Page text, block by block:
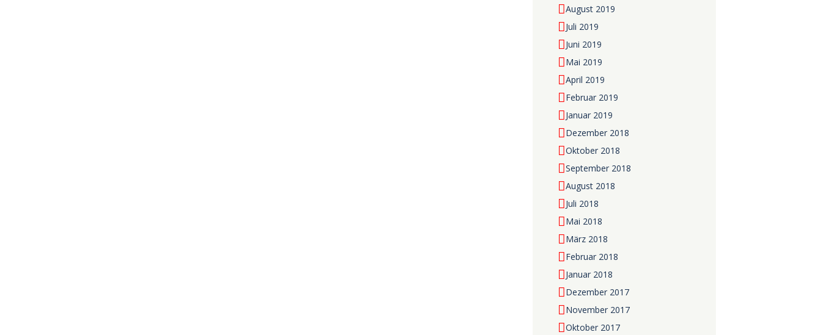
August 2019
Juli 2019
Juni 2019
Mai 2019
April 2019
Februar 2019
Januar 2019
Dezember 2018
Oktober 2018
September 2018
August 2018
Juli 2018
Mai 2018
März 2018
Februar 2018
Januar 2018
Dezember 2017
November 2017
Oktober 2017